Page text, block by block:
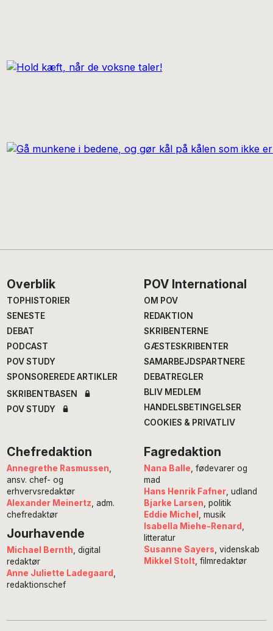
Footer
Overblik
TOPHISTORIER
SENESTE
DEBAT
PODCAST
POV STUDY
SPONSOREREDE ARTIKLER
SKRIBENTBASEN
POV STUDY
POV International
OM POV
REDAKTION
SKRIBENTERNE
GÆSTESKRIBENTER
SAMARBEJDSPARTNERE
DEBATREGLER
BLIV MEDLEM
HANDELSBETINGELSER
COOKIES & PRIVATLIV
Chefredaktion
Annegrethe Rasmussen,
ansv. chef- og
erhvervsredaktør
Alexander Meinertz, adm.
chefredaktør
Jourhavende
Michael Bernth , digital
redaktør
Anne Juliette Ladegaard
redaktionschef
Fagredaktion
Nana Balle, fødevarer og
mad
Hans Henrik Fafner, udland
Bjarke Larsen, politik
Eddie Michel , musik
Isabella Miehe-Renard ,
litteratur
Susanne Sayers, videnskab
Mikkel Stolt, filmredaktør